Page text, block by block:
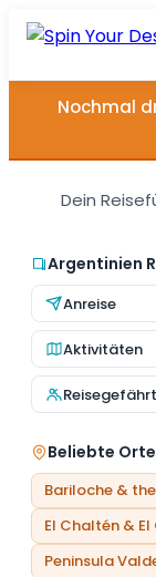
Reiseziele
Über uns
Kontakt
Nochmal
Dein
Argentinien
Anreise
Aktivitäten
Beliebte
Bariloche &
El Chaltén &
Peninsula